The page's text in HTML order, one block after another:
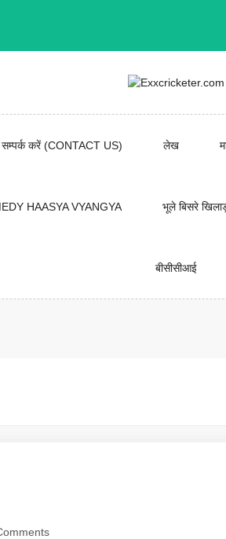
सम्पर्क करें (CONTACT US) लेख
HAASYA VYANGYA भूले बिसरे
बीसीसीआई